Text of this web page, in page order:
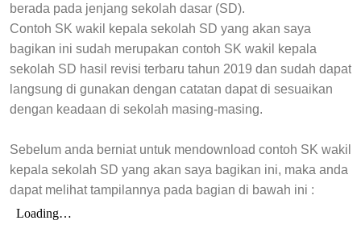
berada pada jenjang sekolah dasar (SD).
Contoh SK wakil kepala sekolah SD yang akan saya
bagikan ini sudah merupakan contoh SK wakil kepala
sekolah SD hasil revisi terbaru tahun 2019 dan sudah dapat
langsung di gunakan dengan catatan dapat di sesuaikan
dengan keadaan di sekolah masing-masing.
Sebelum anda berniat untuk mendownload contoh SK wakil
kepala sekolah SD yang akan saya bagikan ini, maka anda
dapat melihat tampilannya pada bagian di bawah ini :